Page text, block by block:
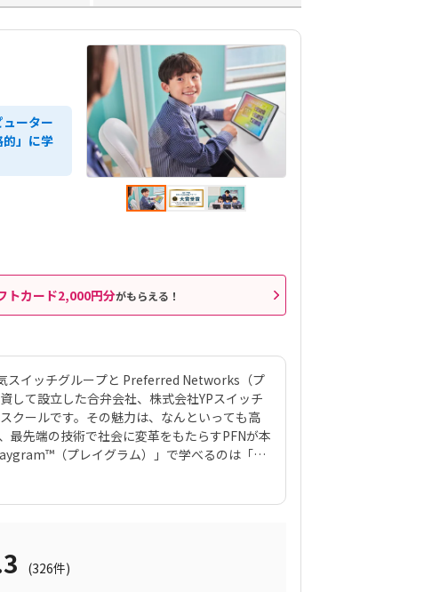
ーター
」に学
トカード2,000円分がもらえる！
スイッチグループと Preferred Networks（プ
して設立した合弁会社、株式会社YPスイッチ
クールです。その魅力は、なんといっても高
最先端の技術で社会に変革をもたらすPFNが本
（プレイグラム）」で学べるのは「プ
力と言えるでしょう。スマホゲームのような
いける一方、最終的には実戦レベルのプログ
には、まるでマインクラフト（マイクラ）の
の性格や学習タイプを見極める「個性診断テ
(326件)